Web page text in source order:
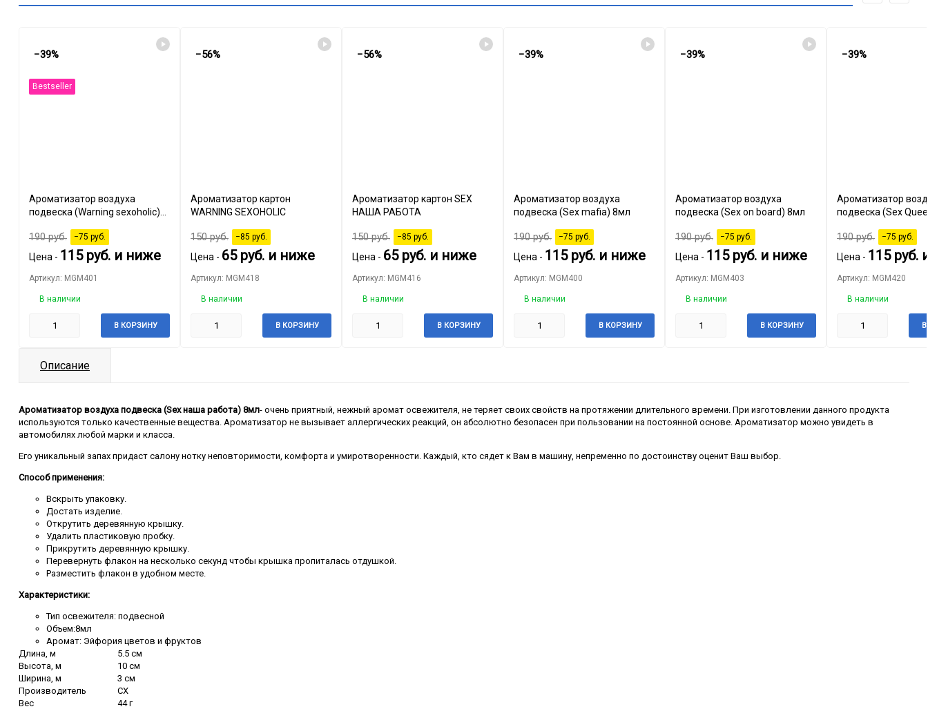
−39%
Bestseller
Ароматизатор воздуха
подвеска (Warning sexoholic)
190руб. −75 руб.
Цена - 115 руб. и ниже
Артикул: MGM401
В наличии
В КОРЗИНУ
−56%
Ароматизатор картон
WARNING SEXOHOLIC
150руб. −85 руб.
Цена - 65 руб. и ниже
Артикул: MGM418
В наличии
В КОРЗИНУ
−56%
Ароматизатор картон SEX
НАША РАБОТА
150руб. −85 руб.
Цена - 65 руб. и ниже
Артикул: MGM416
В наличии
В КОРЗИНУ
−39%
Ароматизатор воздуха
подвеска (Sex mafia) 8мл
190руб. −75 руб.
Цена - 115 руб. и ниже
Артикул: MGM400
В наличии
В КОРЗИНУ
−39%
Ароматизатор воздуха
подвеска (Sex on board) 8мл
190руб. −75 руб.
Цена - 115 руб. и ниже
Артикул: MGM403
В наличии
В КОРЗИНУ
−39%
Ароматизатор
подвеска (Sex
190руб. −75 руб.
Цена - 115 руб.
Артикул: MGM420
В наличии
Описание
Ароматизатор воздуха подвеска (Sex наша работа) 8мл- очень приятный, нежный аромат освежителя, не теряет своих свойств на протяжении длительного времени. При изготовлении данного продукта
используются только качественные вещества. Ароматизатор не вызывает аллергических реакций, он абсолютно безопасен при пользовании на постоянной основе. Ароматизатор можно увидеть в
автомобилях любой марки и класса.
Его уникальный запах придаст салону нотку неповторимости, комфорта и умиротворенности. Каждый, кто сядет к Вам в машину, непременно по достоинству оценит Ваш выбор.
Способ применения:
Вскрыть упаковку.
Достать изделие.
Открутить деревянную крышку.
Удалить пластиковую пробку.
Прикрутить деревянную крышку.
Перевернуть флакон на несколько секунд чтобы крышка пропиталась отдушкой.
Разместить флакон в удобном месте.
Характеристики:
Тип освежителя: подвесной
Объем:8мл
Аромат: Эйфория цветов и фруктов
Длина, м
5.5 см
Высота, м
10 см
Ширина, м
3 см
Производитель
CX
Вес
44 г